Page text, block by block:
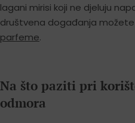
lagani mirisi koji ne djeluju
društvena događanja
parfeme.
Na što paziti pri
odmora